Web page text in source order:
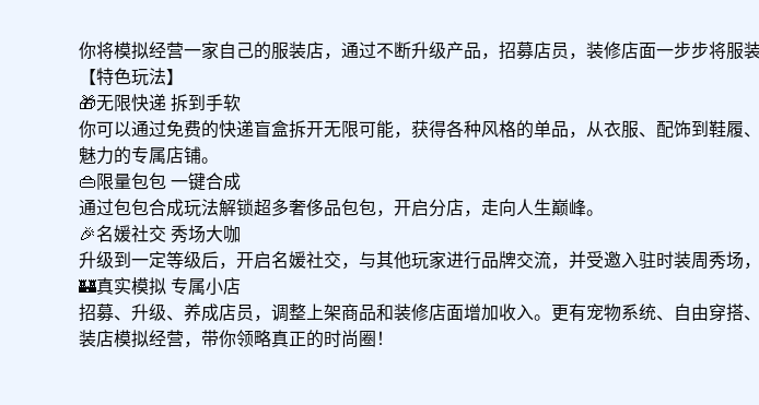
你将模拟经营一家自己的服装店，通过不断升级产品，招募店员，装修店面一步步将服
【特色玩法】
🎁无限快递 拆到手软
你可以通过免费的快递盲盒拆开无限可能，获得各种风格的单品，从衣服、配饰到鞋
魅力的专属店铺。
👜限量包包 一键合成
通过包包合成玩法解锁超多奢侈品包包，开启分店，走向人生巅峰。
🎉名媛社交 秀场大咖
升级到一定等级后，开启名媛社交，与其他玩家进行品牌交流，并受邀入驻时装周秀场
🏰真实模拟 专属小店
招募、升级、养成店员，调整上架商品和装修店面增加收入。更有宠物系统、自由穿
装店模拟经营，带你领略真正的时尚圈！